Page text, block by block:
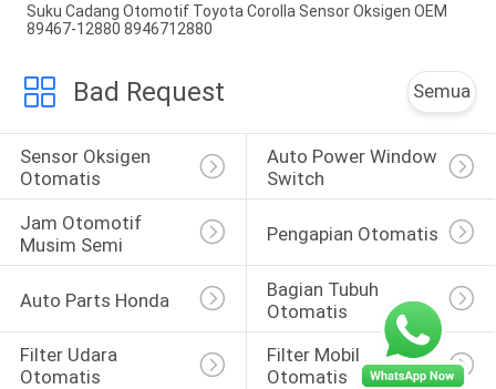
Suku Cadang Otomotif Toyota Corolla Sensor Oksigen OEM
89467-12880 8946712880
Bad Request Semua
Sensor Oksigen
Otomatis
Auto Power Window
Switch
Jam Otomotif
Musim Semi
Pengapian Otomatis
Auto Parts Honda
Bagian Tubuh
Otomatis
Filter Udara
Otomatis
Filter Mobil
Otomatis